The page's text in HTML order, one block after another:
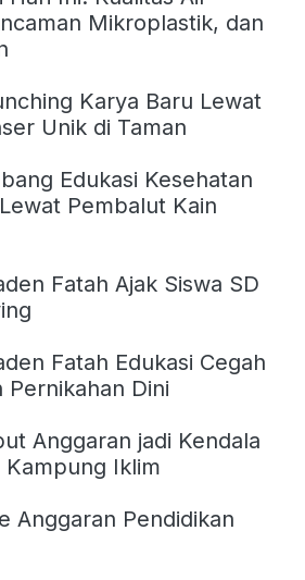
Mikroplastik, dan
Karya Baru Lewat
Unik di Taman
Edukasi Kesehatan
Pembalut Kain
Fatah Ajak Siswa SD
Fatah Edukasi Cegah
Pernikahan Dini
Anggaran jadi Kendala
Kampung Iklim
Anggaran Pendidikan